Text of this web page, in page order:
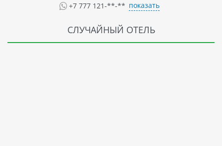
+7 777 121-**-** показать
СЛУЧАЙНЫЙ ОТЕЛЬ